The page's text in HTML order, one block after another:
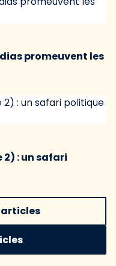
promeuvent les
2) : un safari